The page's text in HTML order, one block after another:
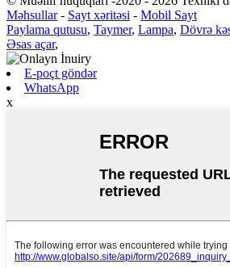
Məhsullar- Sayt xəritəsi - Mobil Sayt
Paylama qutusu, Taymer, Lampa, Dövrə
Əsas açar,
E-poçt göndər
WhatsApp
x